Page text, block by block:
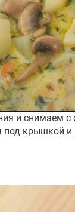
и снимаем с
под крышкой и